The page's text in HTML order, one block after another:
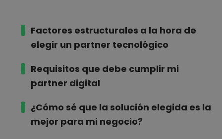
Factores estructurales a la hora de
elegir un partner tecnológico
Requisitos que debe cumplir mi
partner digital
¿Cómo sé que la solución elegida es la
mejor para mi negocio?